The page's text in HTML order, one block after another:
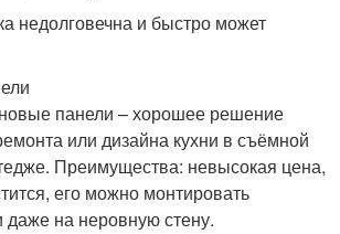
недолговечна и быстро может
панели – хорошее решение
или дизайна кухни в съёмной
Преимущества: невысокая цена,
его можно монтировать
даже на неровную стену.